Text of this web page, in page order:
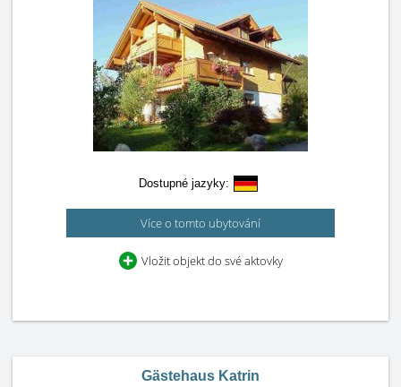
Dostupné jazyky:
Více o tomto ubytování
Vložit objekt do své aktovky
Gästehaus Katrin